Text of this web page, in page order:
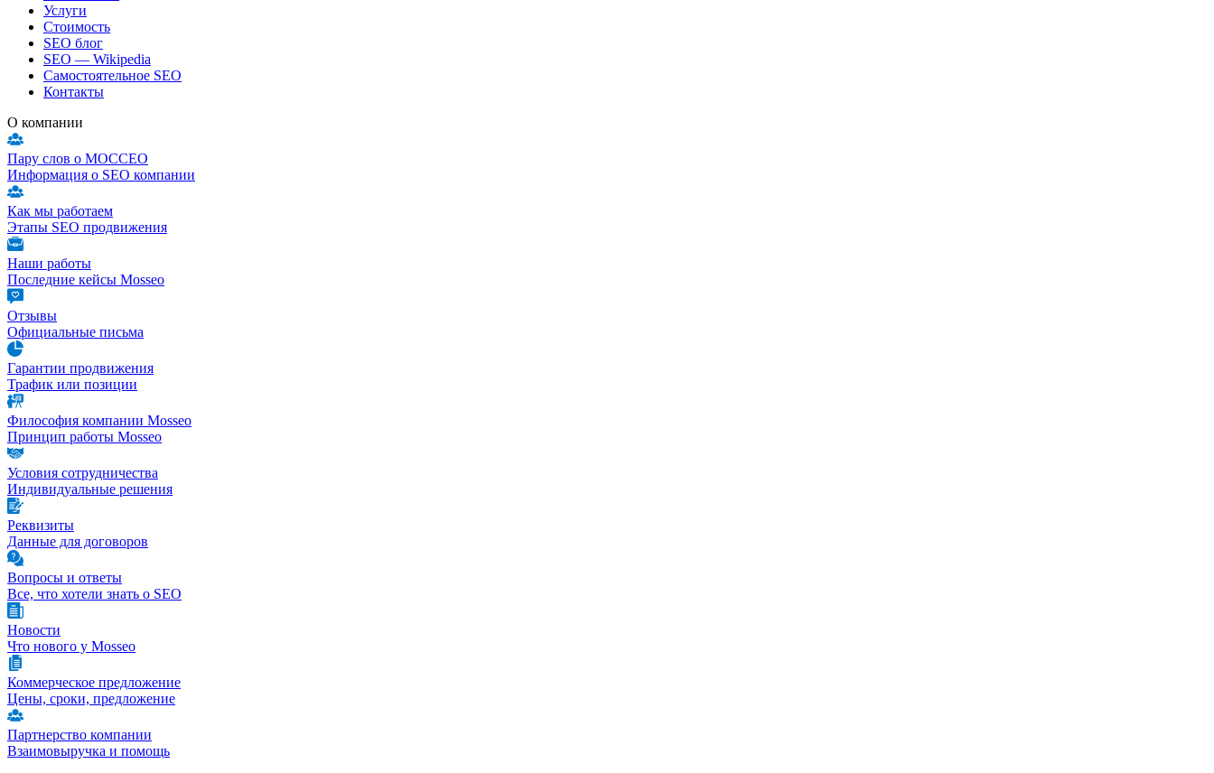
Услуги
Стоимость
SEO блог
SEO — Wikipedia
Самостоятельное SEO
Контакты
О компании
Пару слов о МОССЕО
Информация о SEO компании
Как мы работаем
Этапы SEO продвижения
Наши работы
Последние кейсы Mosseo
Отзывы
Официальные письма
Гарантии продвижения
Трафик или позиции
Философия компании Mosseo
Принцип работы Mosseo
Условия сотрудничества
Индивидуальные решения
Реквизиты
Данные для договоров
Вопросы и ответы
Все, что хотели знать о SEO
Новости
Что нового у Mosseo
Коммерческое предложение
Цены, сроки, предложение
Партнерство компании
Взаимовыручка и помощь